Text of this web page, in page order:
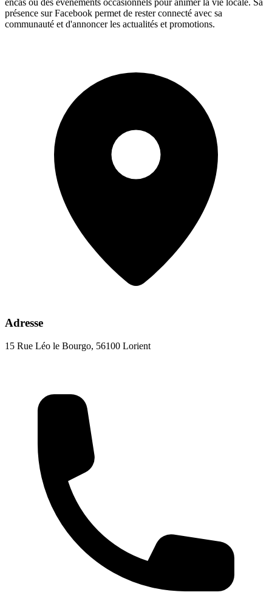
présence sur Facebook permet de rester connecté avec sa
communauté et d'annoncer les actualités et promotions.
Adresse
15 Rue Léo le Bourgo, 56100 Lorient